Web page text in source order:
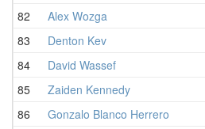
82
Alex Wozga
83
Denton Kev
84
David Wassef
85
Zaiden Kennedy
86
Gonzalo Blanco Herrero